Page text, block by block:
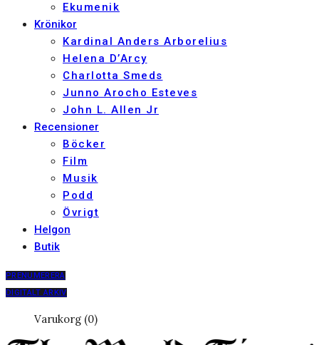
Ekumenik
Krönikor
Kardinal Anders Arborelius
Helena D’Arcy
Charlotta Smeds
Junno Arocho Esteves
John L. Allen Jr
Recensioner
Böcker
Film
Musik
Podd
Övrigt
Helgon
Butik
PRENUMERERA
DIGITALT ARKIV
Varukorg (0)